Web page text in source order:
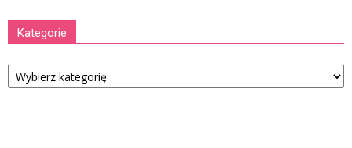
Kategorie
Kategorie